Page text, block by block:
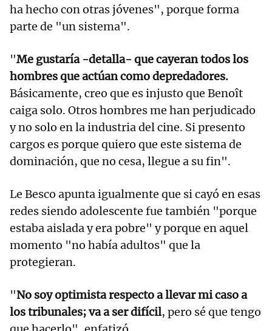
ha hecho con otras jóvenes", porque forma
parte de "un sistema".
"Me gustaría -detalla- que cayeran todos los
hombres que actúan como depredadores.
Básicamente, creo que es injusto que Benoît
caiga solo. Otros hombres me han perjudicado
y no solo en la industria del cine. Si presento
cargos es porque quiero que este sistema de
dominación, que no cesa, llegue a su fin".
Le Besco apunta igualmente que si cayó en esas
redes siendo adolescente fue también "porque
estaba aislada y era pobre" y porque en aquel
momento "no había adultos" que la
protegieran.
"No soy optimista respecto a llevar mi caso a
los tribunales; va a ser difícil, pero sé que tengo